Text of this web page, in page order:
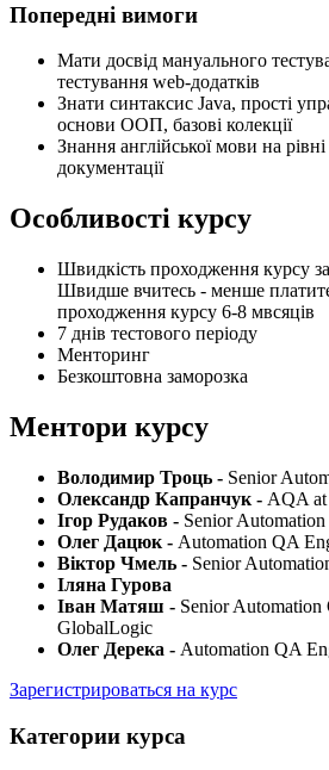
Попередні вимоги
Мати досвід мануального
тестування web-додатків
Знати синтаксис Java, прості
основи ООП, базові колекції
Знання англійської мови на
документації
Особливості курсу
Швидкість проходження курсу
Швидше вчитесь - менше
проходження курсу 6-8 мвсяців
7 днів тестового періоду
Менторинг
Безкоштовна заморозка
Ментори курсу
Володимир Троць - Senior
Олександр Капранчук - AQA
Ігор Рудаков - Senior
Олег Дацюк - Automation QA
Віктор Чмель - Senior
Іляна Гурова
Іван Матяш - Senior Automation
GlobalLogic
Олег Дерека - Automation QA
Зарегистрироваться на курс
Категории курса